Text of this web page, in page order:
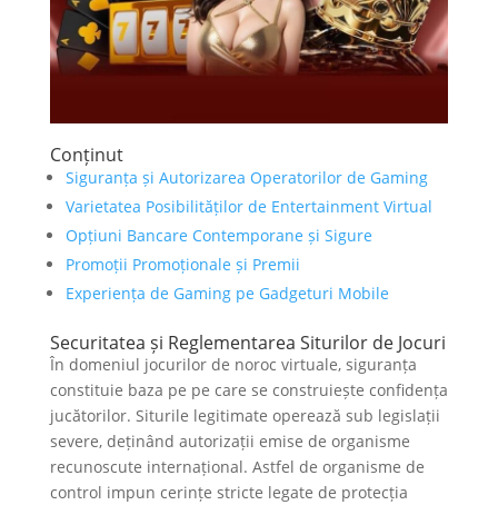
Conținut
Siguranța și Autorizarea Operatorilor de Gaming
Varietatea Posibilităților de Entertainment Virtual
Opțiuni Bancare Contemporane și Sigure
Promoții Promoționale și Premii
Experiența de Gaming pe Gadgeturi Mobile
Securitatea și Reglementarea Siturilor de Jocuri
În domeniul jocurilor de noroc virtuale, siguranța
constituie baza pe pe care se construiește confidența
jucătorilor. Siturile legitimate operează sub legislații
severe, deținând autorizații emise de organisme
recunoscute internațional. Astfel de organisme de
control impun cerințe stricte legate de protecția